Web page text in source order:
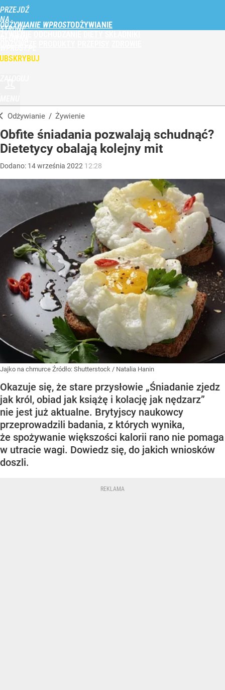
PRZEJDŹ
NA
STRONĘ
ODŻYWIANIE WPROST
Odżywianie / Żywienie
Obfite śniadania pozwalają schudnąć?
Dietetycy obalają kolejny mit
Dodano: 14września 2022 12:28
Jajko na chmurce Źródło: Shutterstock / Natalia Hanin
Okazuje się, że stare przysłowie „Śniadanie zjedz
jak król, obiad jak książę i kolację jak nędzarz”
nie jest już aktualne. Brytyjscy naukowcy
przeprowadzili badania, z których wynika,
że spożywanie większości kalorii rano nie pomaga
w utracie wagi. Dowiedz się, do jakich wniosków
doszli.